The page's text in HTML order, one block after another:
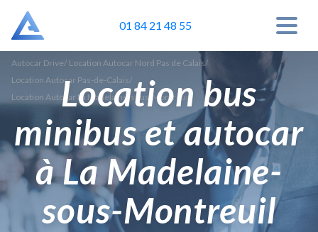
01 84 21 48 55
Autocar Drive/ Location Autocar Nord Pas de Calais/
Location Autocar Pas-de-Calais/
Location Autocar La Madelaine-sous-Montreuil
Location bus
minibus et autocar
à La Madelaine-
sous-Montreuil